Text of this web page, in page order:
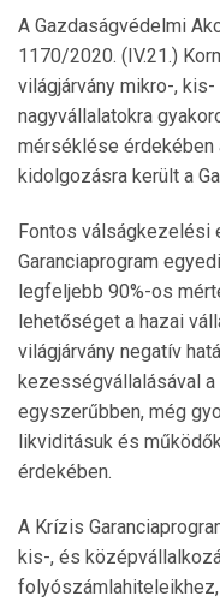
A Gazdaságvédelmi
1170/2020. (IV.21.)
világjárvány mikro-,
nagyvállalatokra
mérséklése érdekében
kidolgozásra került a
Fontos válságkezelési
Garanciaprogram
legfeljebb 90%-os
lehetőséget a hazai
világjárvány negatív
kezességvállalásával
egyszerűbben, még
likviditásuk és
érdekében.
A Krízis
kis-, és